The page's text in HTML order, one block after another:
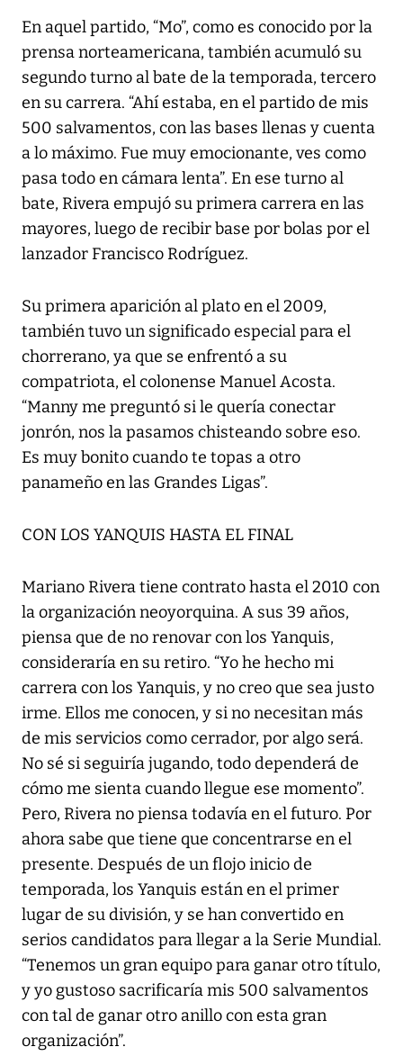
En aquel partido, “Mo”, como es conocido por la
prensa norteamericana, también acumuló su
segundo turno al bate de la temporada, tercero
en su carrera. “Ahí estaba, en el partido de mis
500 salvamentos, con las bases llenas y cuenta
a lo máximo. Fue muy emocionante, ves como
pasa todo en cámara lenta”. En ese turno al
bate, Rivera empujó su primera carrera en las
mayores, luego de recibir base por bolas por el
lanzador Francisco Rodríguez.
Su primera aparición al plato en el 2009,
también tuvo un significado especial para el
chorrerano, ya que se enfrentó a su
compatriota, el colonense Manuel Acosta.
“Manny me preguntó si le quería conectar
jonrón, nos la pasamos chisteando sobre eso.
Es muy bonito cuando te topas a otro
panameño en las Grandes Ligas”.
CON LOS YANQUIS HASTA EL FINAL
Mariano Rivera tiene contrato hasta el 2010 con
la organización neoyorquina. A sus 39 años,
piensa que de no renovar con los Yanquis,
consideraría en su retiro. “Yo he hecho mi
carrera con los Yanquis, y no creo que sea justo
irme. Ellos me conocen, y si no necesitan más
de mis servicios como cerrador, por algo será.
No sé si seguiría jugando, todo dependerá de
cómo me sienta cuando llegue ese momento”.
Pero, Rivera no piensa todavía en el futuro. Por
ahora sabe que tiene que concentrarse en el
presente. Después de un flojo inicio de
temporada, los Yanquis están en el primer
lugar de su división, y se han convertido en
serios candidatos para llegar a la Serie Mundial.
“Tenemos un gran equipo para ganar otro título,
y yo gustoso sacrificaría mis 500 salvamentos
con tal de ganar otro anillo con esta gran
organización”.